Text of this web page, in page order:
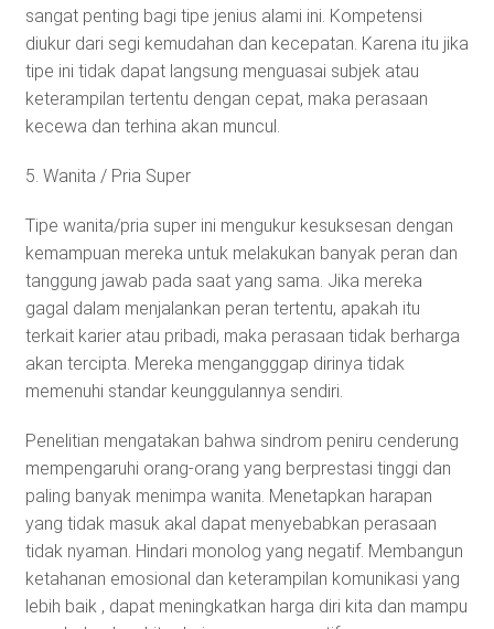
sangat penting bagi tipe jenius alami ini. Kompetensi
diukur dari segi kemudahan dan kecepatan. Karena itu jika
tipe ini tidak dapat langsung menguasai subjek atau
keterampilan tertentu dengan cepat, maka perasaan
kecewa dan terhina akan muncul.
5. Wanita / Pria Super
Tipe wanita/pria super ini mengukur kesuksesan dengan
kemampuan mereka untuk melakukan banyak peran dan
tanggung jawab pada saat yang sama. Jika mereka
gagal dalam menjalankan peran tertentu, apakah itu
terkait karier atau pribadi, maka perasaan tidak berharga
akan tercipta. Mereka mengangggap dirinya tidak
memenuhi standar keunggulannya sendiri.
Penelitian mengatakan bahwa sindrom peniru cenderung
mempengaruhi orang-orang yang berprestasi tinggi dan
paling banyak menimpa wanita. Menetapkan harapan
yang tidak masuk akal dapat menyebabkan perasaan
tidak nyaman. Hindari monolog yang negatif. Membangun
ketahanan emosional dan keterampilan komunikasi yang
lebih baik , dapat meningkatkan harga diri kita dan mampu